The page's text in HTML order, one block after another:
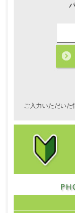
ご入力いただいた